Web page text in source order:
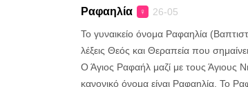
Ραφαηλία ♀ 26-05
Το γυναικείο όνομα Ραφαηλία
λέξεις Θεός και Θεραπεία που
Ο Άγιος Ραφαήλ μαζί με τους Άγιους
κανονικό όνομα είναι Ραφαηλία. Το